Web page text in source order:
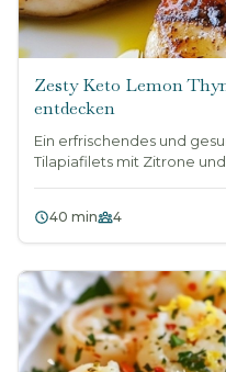
Zesty Keto Lemon
entdecken
Ein erfrischendes und
Tilapiafilets mit Zitrone und
40 min 4